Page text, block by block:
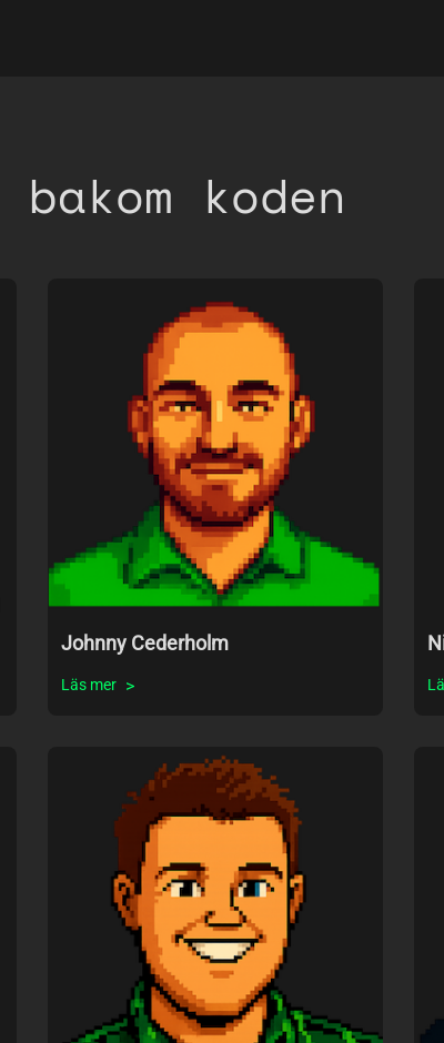
bakom koden
Johnny Cederholm
Läs mer